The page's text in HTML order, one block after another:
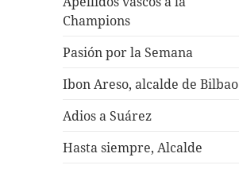
Champions
Pasión por la Semana
Ibon Areso, alcalde de Bilbao
Adios a Suárez
Hasta siempre, Alcalde